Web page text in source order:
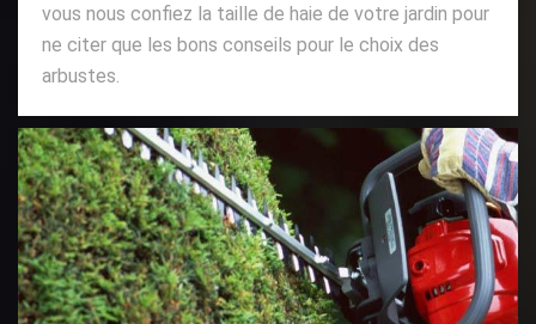
vous nous confiez la taille de haie de votre jardin pour
ne citer que les bons conseils pour le choix des
arbustes.